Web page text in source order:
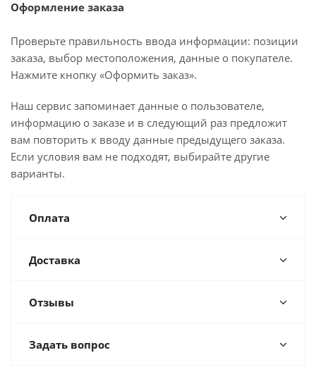
Оформление заказа
Проверьте правильность ввода информации: позиции
заказа, выбор местоположения, данные о покупателе.
Нажмите кнопку «Оформить заказ».
Наш сервис запоминает данные о пользователе,
информацию о заказе и в следующий раз предложит
вам повторить к вводу данные предыдущего заказа.
Если условия вам не подходят, выбирайте другие
варианты.
Оплата
Доставка
Отзывы
Задать вопрос